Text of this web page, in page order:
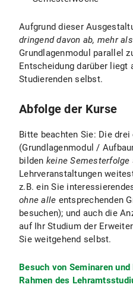
Aufgrund dieser
dringend davon ab, mehr
Grundlagenmodul parallel
Entscheidung darüber liegt
Studierenden selbst.
Abfolge der Kurse
Bitte beachten Sie: Die
(Grundlagenmodul /
bilden keine Semesterfolge
Lehrveranstaltungen
z.B. ein Sie
ohne alle entsprechenden
besuchen); und auch die
auf Ihr Studium der
Sie weitgehend selbst.
Besuch von Seminaren
Rahmen des